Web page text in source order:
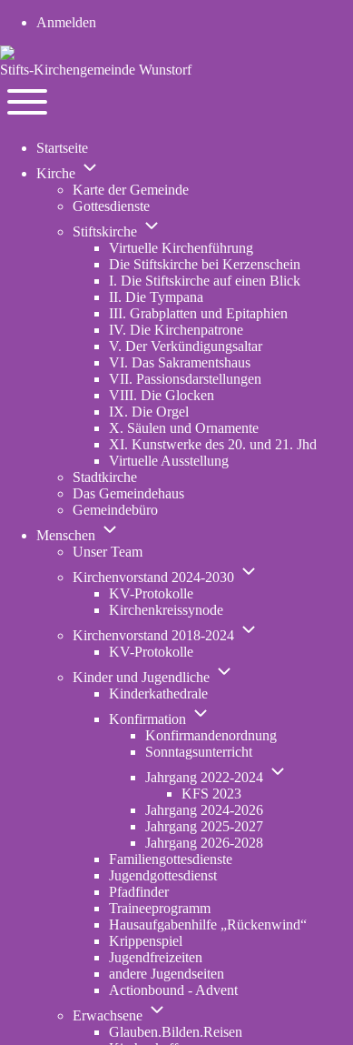
User
account
menu
Anmelden
Stifts-Kirchengemeinde Wunstorf
Navigation
main
Startseite
Kirche
Unternavigation
Kirche
Karte der Gemeinde
Gottesdienste
Stiftskirche
Unternavigation
Stiftskirche
Virtuelle Kirchenführung
Die Stiftskirche bei Kerzenschein
I. Die Stiftskirche auf einen Blick
II. Die Tympana
III. Grabplatten und Epitaphien
IV. Die Kirchenpatrone
V. Der Verkündigungsaltar
VI. Das Sakramentshaus
VII. Passionsdarstellungen
VIII. Die Glocken
IX. Die Orgel
X. Säulen und Ornamente
XI. Kunstwerke des 20. und 21. Jhd
Virtuelle Ausstellung
Stadtkirche
Das Gemeindehaus
Gemeindebüro
Menschen
Unternavigation
Menschen
Unser Team
Kirchenvorstand 2024-2030
Unternavigation
2030
KV-Protokolle
Kirchenkreissynode
Kirchenvorstand 2018-2024
Unternavigation
KV-Protokolle
Kinder und Jugendliche
Unternavigation
Jugendliche
Kinderkathedrale
Konfirmation
Unternavigation
Konfirmation
Konfirmandenordnung
Sonntagsunterricht
Jahrgang 2022-2024
Unternavigation
KFS 2023
Jahrgang 2024-2026
Jahrgang 2025-2027
Jahrgang 2026-2028
Familiengottesdienste
Jugendgottesdienst
Pfadfinder(opens
in
new
tab)
Traineeprogramm
Hausaufgabenhilfe „Rückenwind“
Krippenspiel
Jugendfreizeiten
andere Jugendseiten
Actionbound - Advent
Erwachsene
Unternavigation
Erwachsene
Glauben.Bilden.Reisen